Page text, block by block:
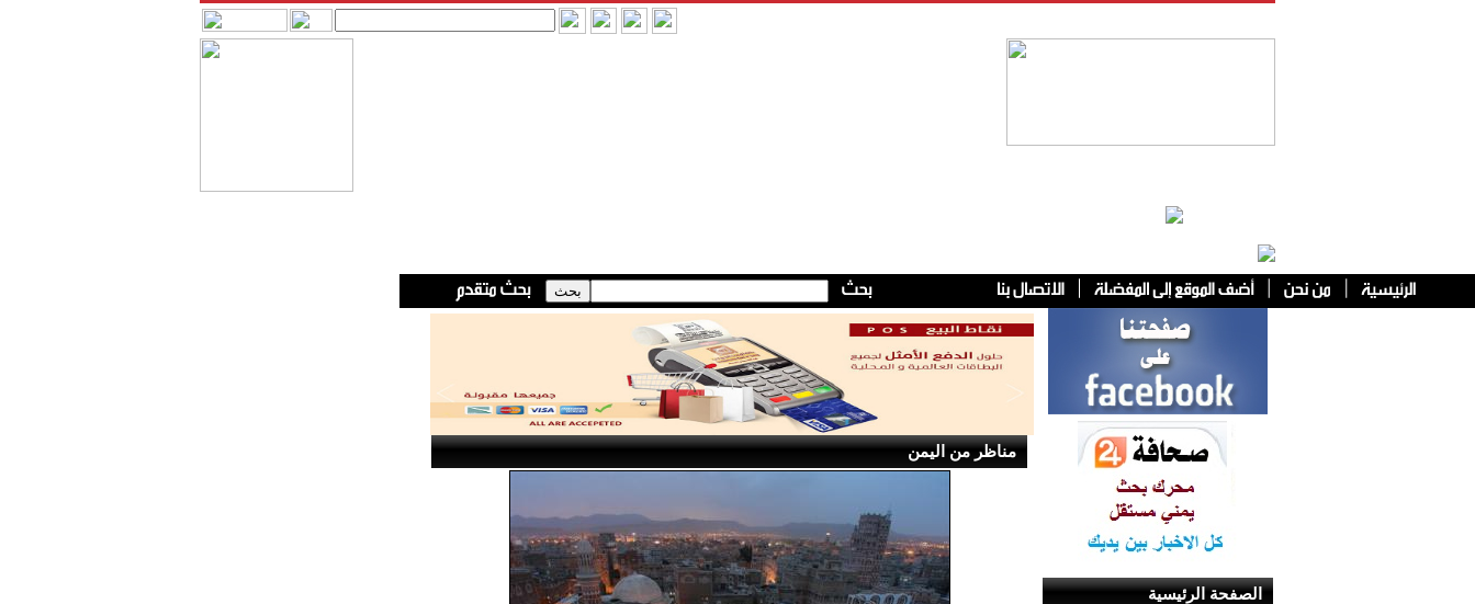
الصفحة الرئيسية
مناظر من اليمن